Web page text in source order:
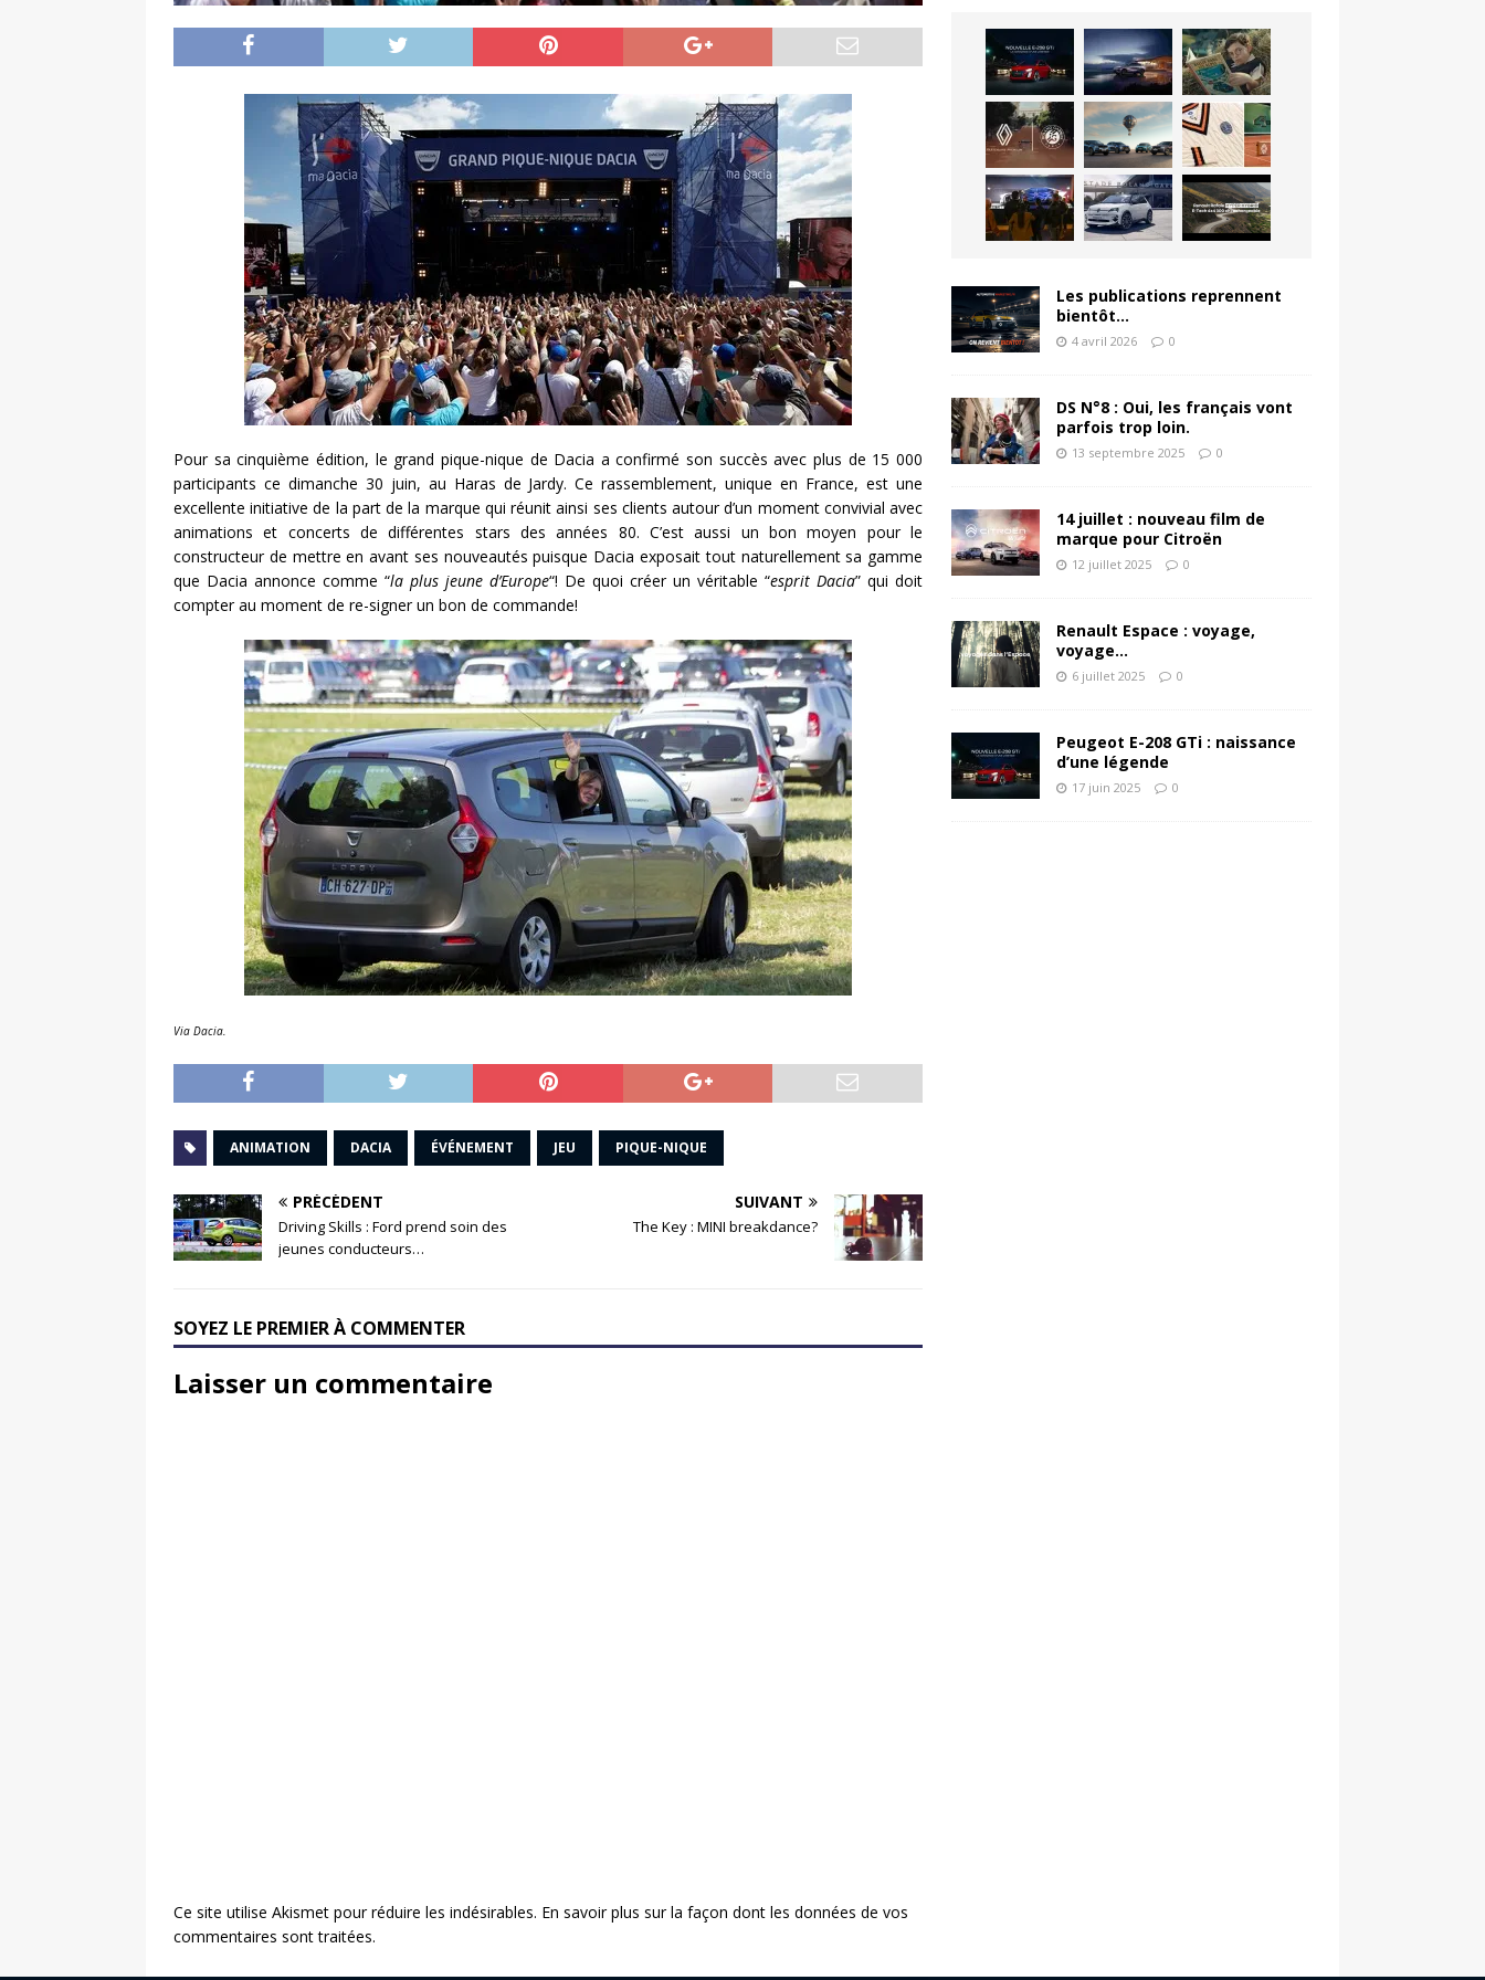
Pour sa cinquième édition, le grand pique-nique de Dacia a confirmé son succès avec plus de 15 000
participants ce dimanche 30 juin, au Haras de Jardy. Ce rassemblement, unique en France, est une
excellente initiative de la part de la marque qui réunit ainsi ses clients autour d’un moment convivial avec
animations et concerts de différentes stars des années 80. C’est aussi un bon moyen pour le
constructeur de mettre en avant ses nouveautés puisque Dacia exposait tout naturellement sa gamme
que Dacia annonce comme “la plus jeune d’Europe“! De quoi créer un véritable “esprit Dacia” qui doit
compter au moment de re-signer un bon de commande!
Via Dacia.
ANIMATION DACIA ÉVÉNEMENT JEU PIQUE-NIQUE
PRÉCÉDENT
Driving Skills : Ford prend soin des
jeunes conducteurs…
SUIVANT
The Key : MINI breakdance?
SOYEZ LE PREMIER À COMMENTER
Laisser un commentaire
Ce site utilise Akismet pour réduire les indésirables. En savoir plus sur la façon dont les données de vos
commentaires sont traitées.
Les publications reprennent
bientôt…
4 avril 2026 0
DS N°8 : Oui, les français vont
parfois trop loin.
13 septembre 2025 0
14 juillet : nouveau film de
marque pour Citroën
12 juillet 2025 0
Renault Espace : voyage,
voyage…
6 juillet 2025 0
Peugeot E-208 GTi : naissance
d’une légende
17 juin 2025 0